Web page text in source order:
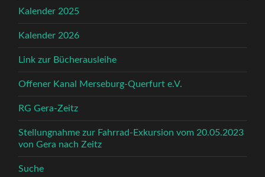
Kalender 2025
Kalender 2026
Link zur Bücherausleihe
Offener Kanal Merseburg-Querfurt e.V.
RG Gera-Zeitz
Stellungnahme zur Fahrrad-Exkursion vom 20.05.2023
von Gera nach Zeitz
Suche